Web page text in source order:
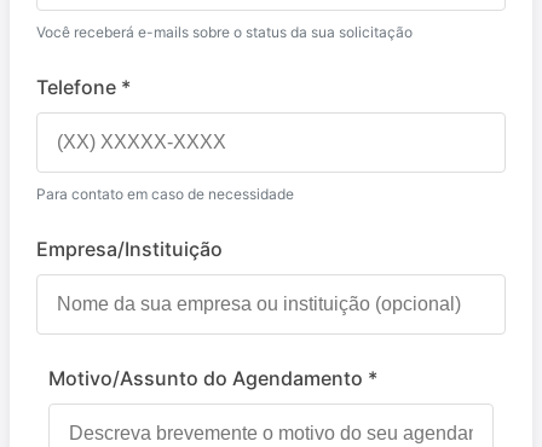
Você receberá e-mails sobre o status da sua solicitação
Telefone *
Para contato em caso de necessidade
Empresa/Instituição
Motivo/Assunto do Agendamento *